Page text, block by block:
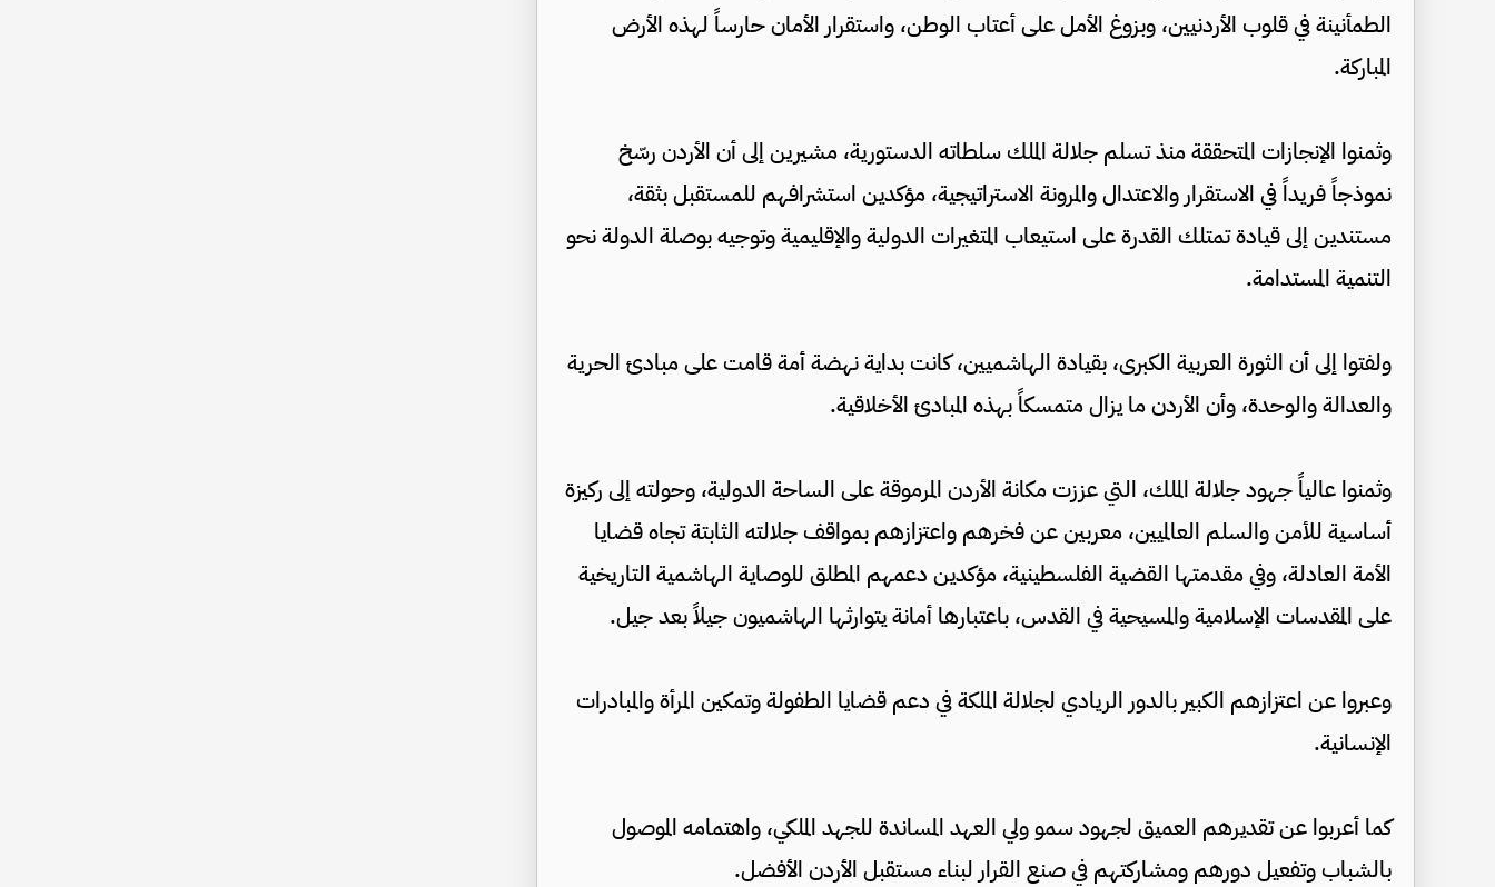
الطمأنينة في قلوب الأردنيين، وبزوغ الأمل على أعتاب الوطن، واستقرار الأمان حارساً لهذه الأرض
المباركة.
وثمنوا الإنجازات المتحققة منذ تسلم جلالة الملك سلطاته الدستورية، مشيرين إلى أن الأردن رسّخ
نموذجاً فريداً في الاستقرار والاعتدال والمرونة الاستراتيجية، مؤكدين استشرافهم للمستقبل بثقة،
مستندين إلى قيادة تمتلك القدرة على استيعاب المتغيرات الدولية والإقليمية وتوجيه بوصلة الدولة نحو
التنمية المستدامة.
ولفتوا إلى أن الثورة العربية الكبرى، بقيادة الهاشميين، كانت بداية نهضة أمة قامت على مبادئ الحرية
والعدالة والوحدة، وأن الأردن ما يزال متمسكاً بهذه المبادئ الأخلاقية.
وثمنوا عالياً جهود جلالة الملك، التي عززت مكانة الأردن المرموقة على الساحة الدولية، وحولته إلى ركيزة
أساسية للأمن والسلم العالميين، معربين عن فخرهم واعتزازهم بمواقف جلالته الثابتة تجاه قضايا
الأمة العادلة، وفي مقدمتها القضية الفلسطينية، مؤكدين دعمهم المطلق للوصاية الهاشمية التاريخية
على المقدسات الإسلامية والمسيحية في القدس، باعتبارها أمانة يتوارثها الهاشميون جيلاً بعد جيل.
وعبروا عن اعتزازهم الكبير بالدور الريادي لجلالة الملكة في دعم قضايا الطفولة وتمكين المرأة والمبادرات
الإنسانية.
كما أعربوا عن تقديرهم العميق لجهود سمو ولي العهد المساندة للجهد الملكي، واهتمامه الموصول
بالشباب وتفعيل دورهم ومشاركتهم في صنع القرار لبناء مستقبل الأردن الأفضل.